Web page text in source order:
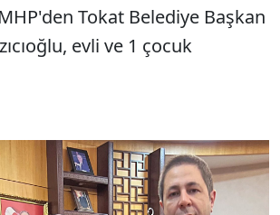
Tokat Belediye Başkan
evli ve 1 çocuk